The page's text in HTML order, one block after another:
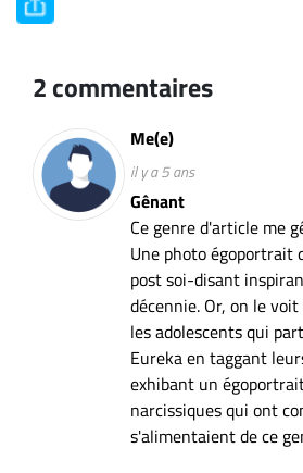
2 commentaires
Me(e)
il y a 5 ans
Gênant
Ce genre d'article me
Une photo égoportrait
post soi-disant
décennie. Or, on le
les adolescents qui
Eureka en taggant
exhibant un
narcissiques qui ont
s'alimentaient de ce